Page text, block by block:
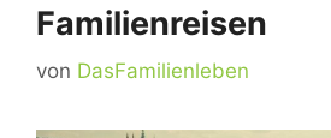
Familienreisen
von DasFamilienleben